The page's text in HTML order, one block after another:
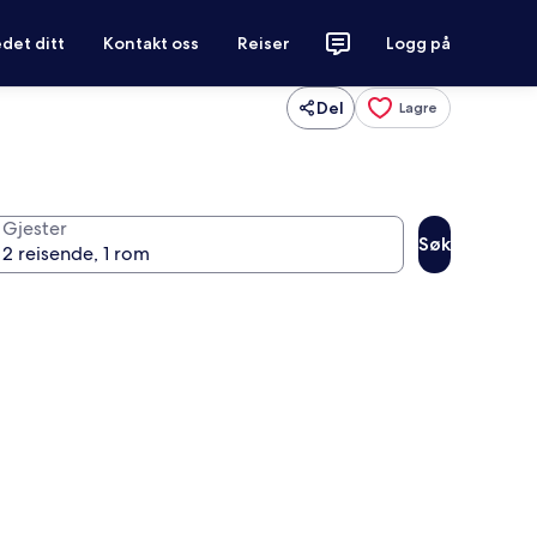
ditt Kontakt oss Reiser Logg på
Del Lagre
Gjester
Søk